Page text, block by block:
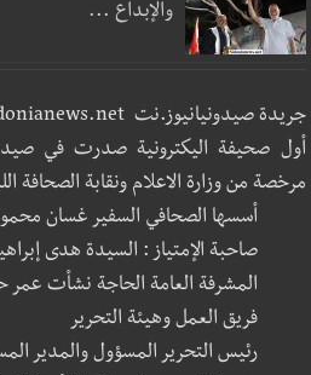
والإبداع ...
جريدة صيدونيانيوز.نت www.sidonianews.net
مرخصة من وزارة الاعلام ونقابة الصحافة
أسسها الصحافي السفير غسان محمود
صاحبة الإمتياز : السيدة هدى
المشرفة العامة الحاجة نشأت عمر
فريق العمل وهيئة التحرير
رئيس التحرير المسؤول والمدير